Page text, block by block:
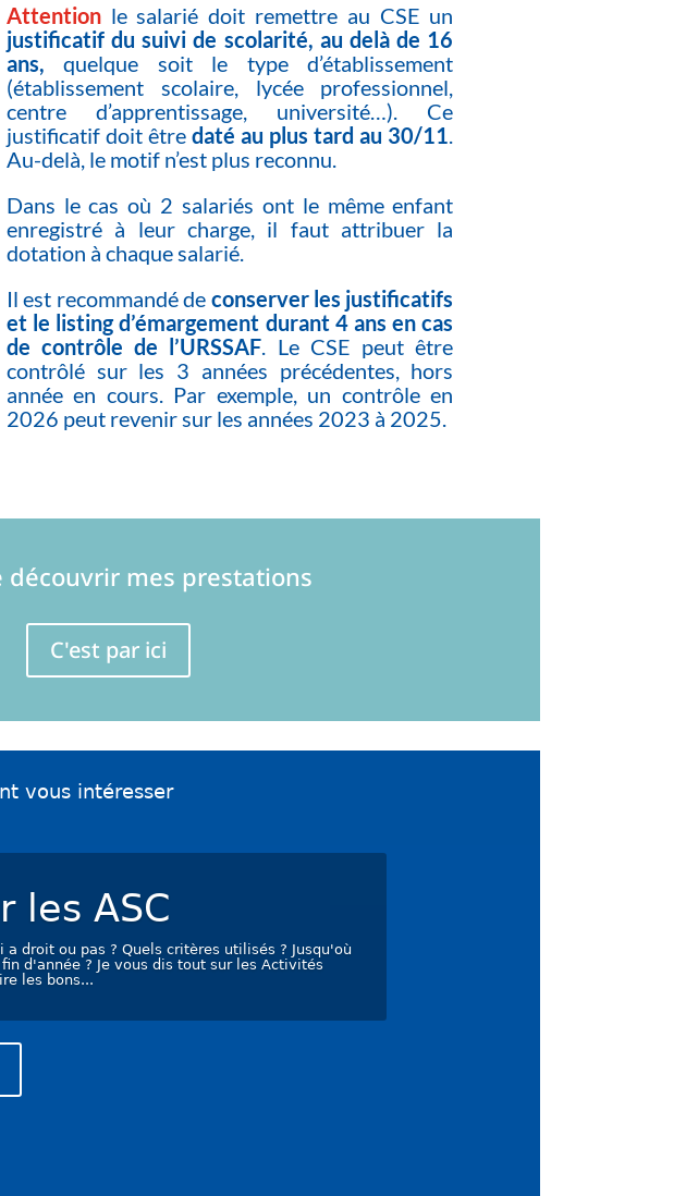
Attentionle salarié doit remettre au CSE un
justificatif du suivi de scolarité, au delà de 16
ans, quelque soit le type d’établissement
(établissement scolaire, lycée professionnel,
centre d’apprentissage, université…). Ce
justificatif doit êtredaté au plus tard au 30/11
Au-delà, le motif n’est plus reconnu.
Dans le cas où 2 salariés ont le même enfant
enregistré à leur charge, il faut attribuer la
dotation à chaque salarié.
Il est recommandé de conserver les justificatifs
et le listing d’émargement durant 4 ans en cas
de contrôle de l’URSSAF . Le CSE peut être
contrôlé sur les 3 années précédentes, hors
année en cours. Par exemple, un contrôle en
2026 peut revenir sur les années 2023 à 2025.
découvrir mes prestations
C'est par ici
vous intéresser
les ASC
droit ou pas ? Quels critères utilisés ? Jusqu'où
d'année ? Je vous dis tout sur les Activités
les bons...